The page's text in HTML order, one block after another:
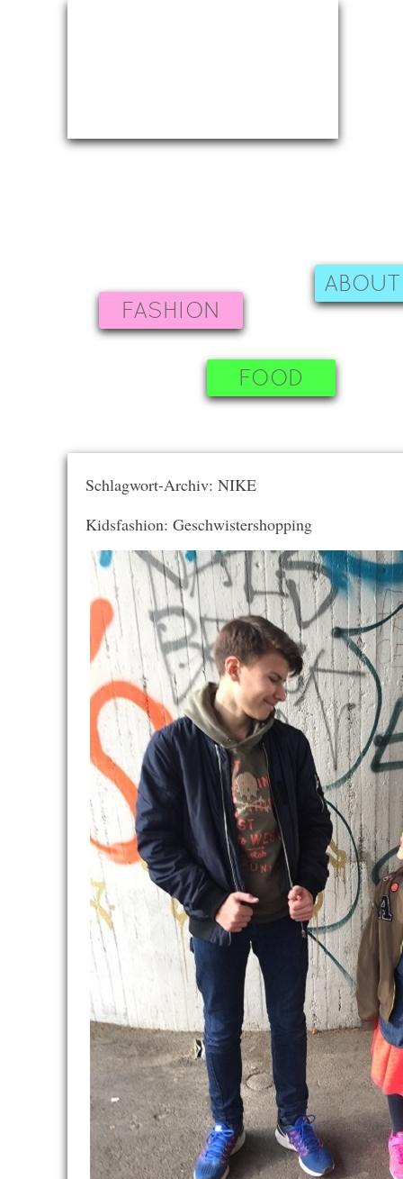
FASHION
FOOD
Schlagwort-Archiv: NIKE
Kidsfashion: Geschwistershopping